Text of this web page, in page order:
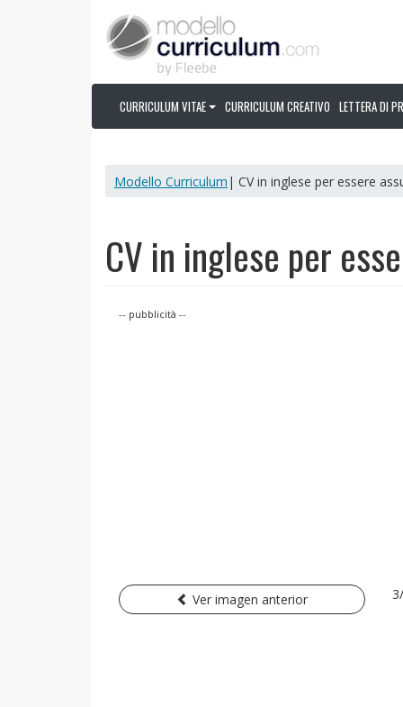
CURRICULUM VITAE CURRICULUM CREATIVO LETTERA DI
Modello Curriculum | CV in inglese per essere
CV in inglese per
-- pubblicità --
Ver imagen anterior